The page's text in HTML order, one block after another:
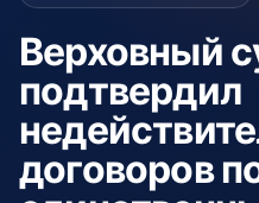
Верховный
подтвердил
договоров